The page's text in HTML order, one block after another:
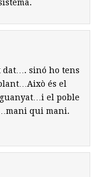
dat…. sinó ho tens
és el
el poble
qui mani.